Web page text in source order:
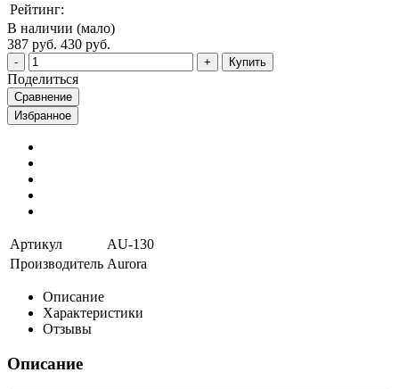
Рейтинг:
В наличии (мало)
387 руб. 430 руб.
Купить
Поделиться
Сравнение
Избранное
Артикул
AU-130
Производитель Aurora
Описание
Характеристики
Отзывы
Описание